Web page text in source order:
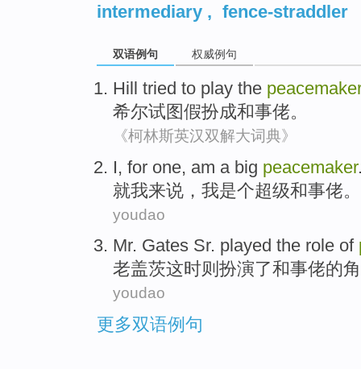
intermediary , fence-straddler
双语例句 权威例句
Hill tried to play the peacemaker
希尔试图假扮成和事佬。
《柯林斯英汉双解大词典》
I, for one, am a big peacemaker
就我来说 ， 我是个超级和事佬。
youdao
Mr. Gates Sr. played the role of
老盖茨这时则 扮演了和事佬的
youdao
更多双语例句